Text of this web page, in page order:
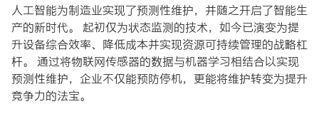
人工智能为制造业实现了预测性维护，并随之开启了智能生
产的新时代。 起初仅为状态监测的技术，如今已演变为提
升设备综合效率、降低成本并实现资源可持续管理的战略杠
杆。 通过将物联网传感器的数据与机器学习相结合以实现
预测性维护，企业不仅能预防停机，更能将维护转变为提升
竞争力的法宝。